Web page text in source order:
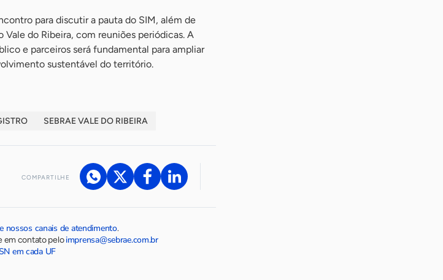
para discutir a pauta do SIM, além de
do Ribeira, com reuniões periódicas. A
e parceiros será fundamental para ampliar
sustentável do território.
SEBRAE VALE DO RIBEIRA
COMPARTILHE
nossos canais de atendimento.
em contato peloimprensa@sebrae.com.br
em cada UF